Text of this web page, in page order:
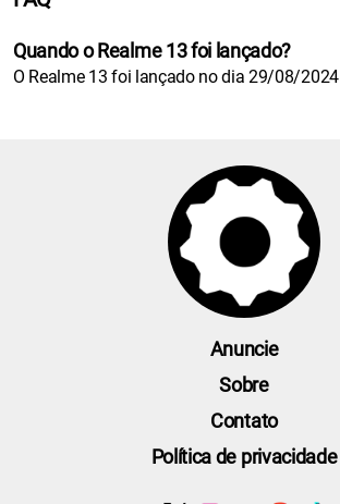
Quando o Realme 13 foi lançado?
O Realme 13 foi lançado no dia 29/08/2024
Anuncie
Sobre
Contato
Política de privacidade